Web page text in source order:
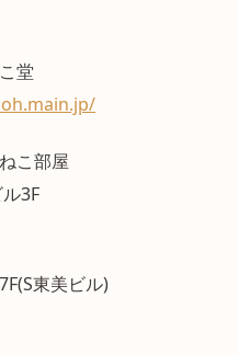
堂
こ部屋
3F
東美ビル)